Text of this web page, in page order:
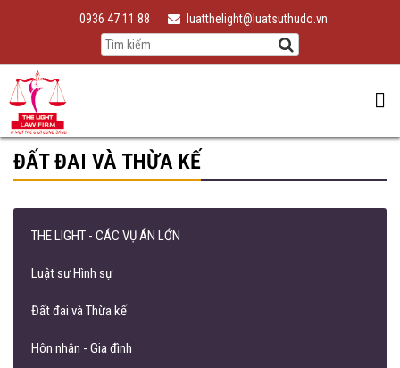
0936 47 11 88 luatthelight@luatsuthudo.vn
ĐẤT ĐAI VÀ THỪA KẾ
THE LIGHT - CÁC VỤ ÁN LỚN
Luật sư Hình sự
Đất đai và Thừa kế
Hôn nhân - Gia đình